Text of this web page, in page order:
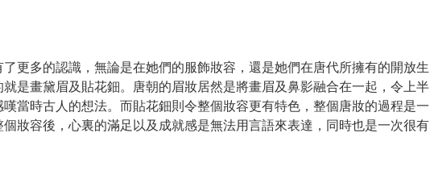
更多的認識，無論是在她們的服飾妝容，還是她們在唐代所擁有的開放生
是畫黛眉及貼花鈿。唐朝的眉妝居然是將畫眉及鼻影融合在一起，令上半
當時古人的想法。而貼花鈿則令整個妝容更有特色，整個唐妝的過程是一
妝容後，心裏的滿足以及成就感是無法用言語來表達，同時也是一次很有